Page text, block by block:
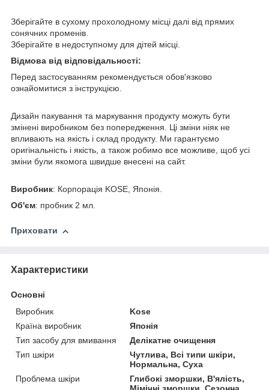
Зберігайте в сухому прохолодному місці далі від прямих
сонячних променів.
Зберігайте в недоступному для дітей місці.
Відмова від відповідальності:
Перед застосуванням рекомендується обов'язково
ознайомитися з інструкцією.
Дизайн пакування та маркування продукту можуть бути
змінені виробником без попередження. Ці зміни ніяк не
впливають на якість і склад продукту. Ми гарантуємо
оригінальність і якість, а також робимо все можливе, щоб усі
зміни були якомога швидше внесені на сайт.
Виробник: Корпорація KOSE, Японія.
Об'єм: пробник 2 мл.
Приховати
Характеристики
Основні
Виробник
Kose
Країна виробник
Японія
Тип засобу для вмивання
Делікатне очищення
Тип шкіри
Чутлива, Всі типи шкіри,
Нормальна, Суха
Проблема шкіри
Глибокі зморшки, В'ялість,